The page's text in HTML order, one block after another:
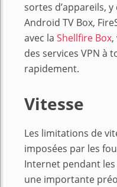
sortes d’appareils,
Android TV Box,
avec la Shellfire Box
des services VPN à
rapidement.
Vitesse
Les limitations de
imposées par les
Internet pendant
une importante